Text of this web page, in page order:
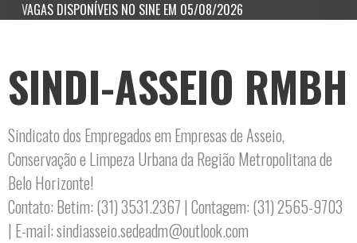
VAGAS DISPONÍVEIS NO SINE EM 05/08/2026
SINDI-ASSEIO RMBH
Sindicato dos Empregados em Empresas de Asseio,
Conservação e Limpeza Urbana da Região Metropolitana de
Belo Horizonte!
Contato: Betim: (31) 3531.2367 | Contagem: (31) 2565-9703
| E-mail: sindiasseio.sedeadm@outlook.com